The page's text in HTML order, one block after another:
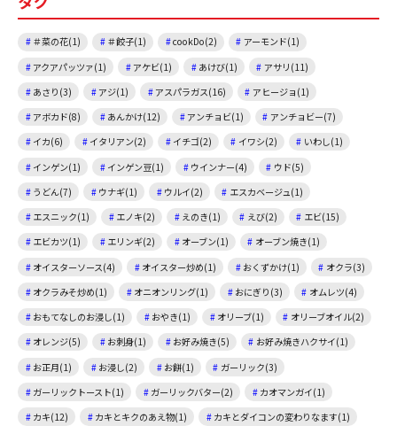
＃菜の花(1) ＃餃子(1) cookDo(2)
アーモンド(1)
アクアパッツァ(1)
アケビ(1) あけび(1)
アサリ(11)
あさり(3)
アジ(1) アスパラガス(16)
アヒージョ(1)
アボカド(8)
あんかけ(12) アンチョビ(1)
アンチョビー(7)
イカ(6)
イタリアン(2) イチゴ(2) イワシ(2)
いわし(1)
インゲン(1)
インゲン豆(1) ウインナー(4)
ウド(5)
うどん(7)
ウナギ(1) ウルイ(2)
エスカベージュ(1)
エスニック(1)
エノキ(2) えのき(1) えび(2)
エビ(15)
エビカツ(1)
エリンギ(2) オーブン(1)
オーブン焼き(1)
オイスターソース(4)
オイスター炒め(1) おくずかけ(1)
オクラ(3)
オクラみそ炒め(1)
オニオンリング(1) おにぎり(3)
オムレツ(4)
おもてなしのお浸し(1)
おやき(1) オリーブ(1)
オリーブオイル(2)
オレンジ(5)
お刺身(1) お好み焼き(5)
お好み焼きハクサイ(1)
お正月(1)
お浸し(2) お餅(1)
ガーリック(3)
ガーリックトースト(1)
ガーリックバター(2)
カオマンガイ(1)
カキ(12)
カキとキクのあえ物(1)
カキとダイコンの変わりなます(1)